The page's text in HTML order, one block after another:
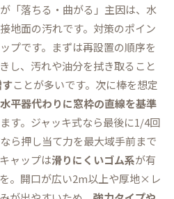
「落ちる・曲がる」主因は、水
地面の汚れです。対策のポイン
プです。まずは再設置の順序を
し、汚れや油分を拭き取ること
ことが多いです。次に棒を想定
水平器代わりに窓枠の直線を基準
す。ジャッキ式なら最後に1/4回
ら押し当て力を最大域手前まで
ャップは滑りにくいゴム系が有
。開口が広い2m以上や厚地×レ